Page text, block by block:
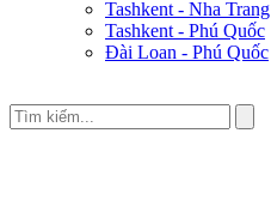
Tashkent - Nha Trang
Tashkent - Phú Quốc
Đài Loan - Phú Quốc